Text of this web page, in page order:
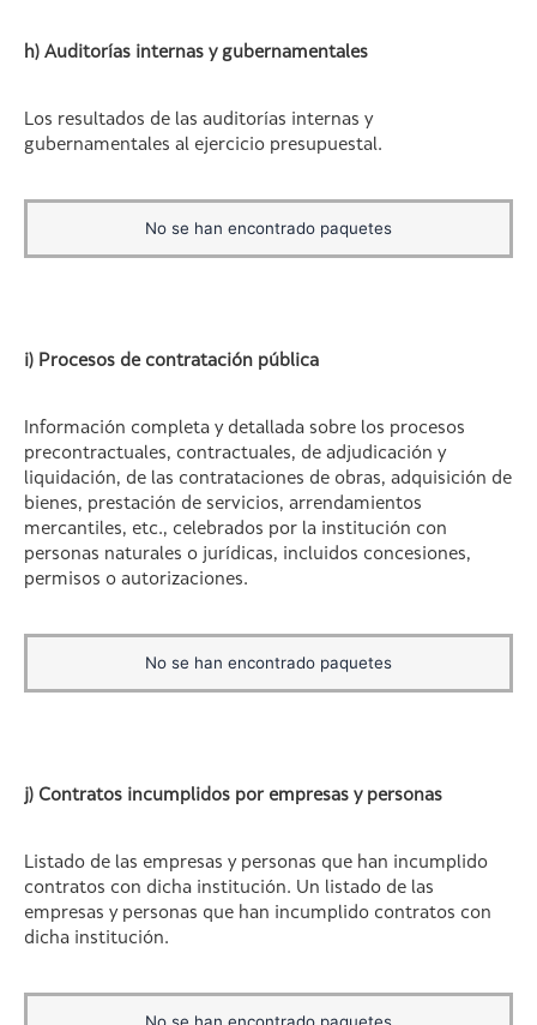
h) Auditorías internas y gubernamentales
Los resultados de las auditorías internas y
gubernamentales al ejercicio presupuestal.
No se han encontrado paquetes
i) Procesos de contratación pública
Información completa y detallada sobre los procesos
precontractuales, contractuales, de adjudicación y
liquidación, de las contrataciones de obras, adquisición de
bienes, prestación de servicios, arrendamientos
mercantiles, etc., celebrados por la institución con
personas naturales o jurídicas, incluidos concesiones,
permisos o autorizaciones.
No se han encontrado paquetes
j) Contratos incumplidos por empresas y personas
Listado de las empresas y personas que han incumplido
contratos con dicha institución. Un listado de las
empresas y personas que han incumplido contratos con
dicha institución.
No se han encontrado paquetes